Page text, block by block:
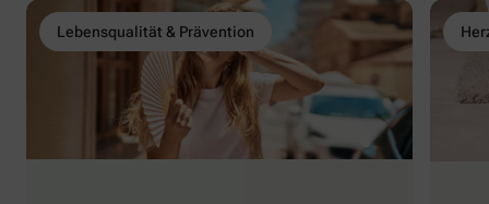
Lebensqualität & Prävention